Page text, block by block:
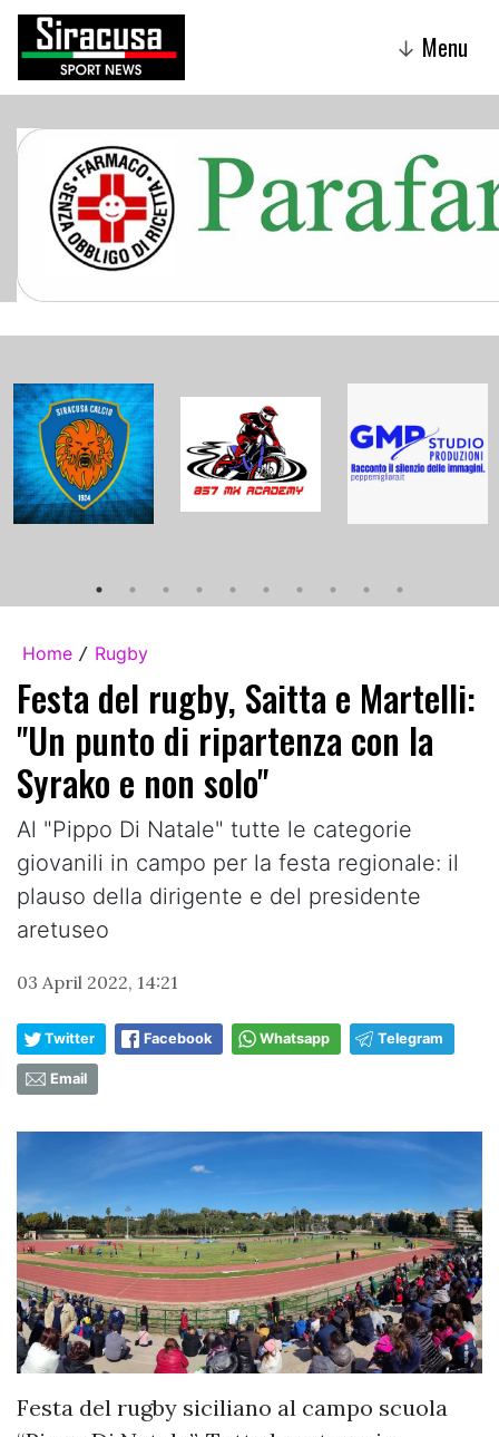
↓ Menu
Home / Rugby
Festa del rugby, Saitta e Martelli:
"Un punto di ripartenza con la
Syrako e non solo"
Al "Pippo Di Natale" tutte le categorie
giovanili in campo per la festa regionale: il
plauso della dirigente e del presidente
aretuseo
03 April 2022, 14:21
Twitter Facebook Whatsapp Telegram
Email
Festa del rugby siciliano al campo scuola